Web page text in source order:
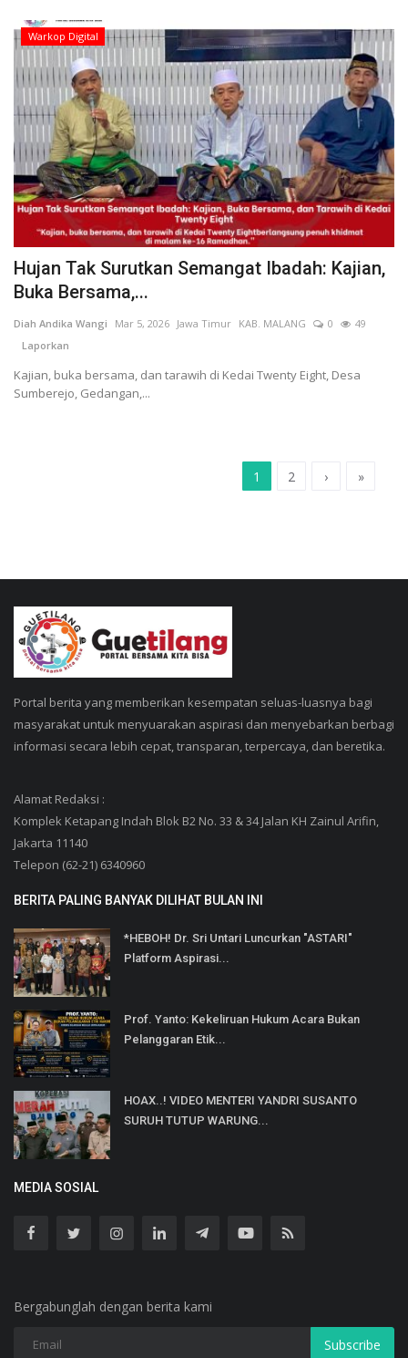
Warkop Digital
Hujan Tak Surutkan Semangat Ibadah: Kajian,
Buka Bersama,...
Diah Andika Wangi Mar 5, 2026 Jawa Timur KAB. MALANG 0
49
Laporkan
Kajian, buka bersama, dan tarawih di Kedai Twenty Eight, Desa
Sumberejo, Gedangan,...
1 2 › »
Portal berita yang memberikan kesempatan seluas-luasnya bagi
masyarakat untuk menyuarakan aspirasi dan menyebarkan berbagi
informasi secara lebih cepat, transparan, terpercaya, dan beretika.
Alamat Redaksi :
Komplek Ketapang Indah Blok B2 No. 33 & 34 Jalan KH Zainul Arifin,
Jakarta 11140
Telepon (62-21) 6340960
BERITA PALING BANYAK DILIHAT BULAN INI
*HEBOH! Dr. Sri Untari Luncurkan "ASTARI"
Platform Aspirasi...
Prof. Yanto: Kekeliruan Hukum Acara Bukan
Pelanggaran Etik...
HOAX..! VIDEO MENTERI YANDRI SUSANTO
SURUH TUTUP WARUNG...
MEDIA SOSIAL
Bergabunglah dengan berita kami
Subscribe